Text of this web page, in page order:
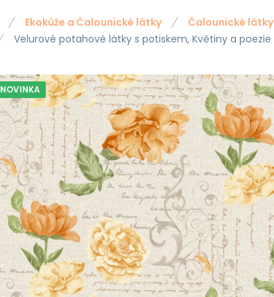
Ekokůže a Čalounické látky Čalounické látky
Velurové potahové látky s potiskem, Květiny a poezie
NOVINKA